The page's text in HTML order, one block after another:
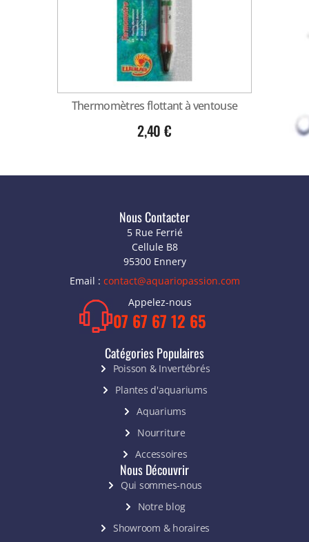
Thermomètres flottant à ventouse
2,40€
Nous Contacter
5 Rue Ferrié
Cellule B8
95300 Ennery
Email : contact@aquariopassion.com
Appelez-nous
07 67 67 12 65
Catégories Populaires
Poisson & Invertébrés
Plantes d'aquariums
Aquariums
Nourriture
Accessoires
Nous Découvrir
Qui sommes-nous
Notre blog
Showroom & horaires